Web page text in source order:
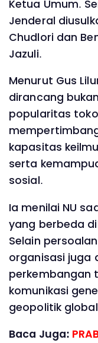
Ketua Umum.
Jenderal
Chudlori dan
Jazuli.
Menurut Gus
dirancang
popularitas
kapasitas
serta
sosial.
Ia menilai NU
yang berbeda
Selain
organisasi juga
perkembangan
komunikasi
geopolitik
Baca Juga: